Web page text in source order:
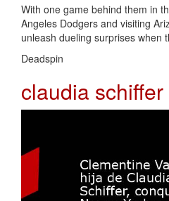
With one game behind them in
Angeles Dodgers and visiting
unleash dueling surprises when
Deadspin
claudia schiffer